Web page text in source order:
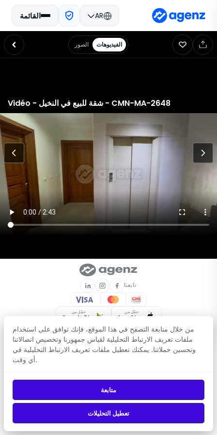
AR القائمة
الصور الفيديوهات
Vidéo - شقة للبيع في النخيل - CMN-MA-2648
الرئيسيةإعلانات المبيعاتإعلانات الإيجارأسعار العقاراتقرض عقاري
تسعى أجينز إلى جعل سوق العقارات المغربي أكثر شفافية وتقديم حلول تحليلية لأولئك
الذين يبحثون عن شراء، بيع أو الحصول على تقدير لأسعار العقارات. يتألف فريقنا
المتميز في المغرب من خبراء عقاريين وعلماء بيانات، حيث يقومون بتصميم أدوات
مبتكرة تمكن عملائنا من اتخاذ قرارات عقارية مستنيرة، وتسريع أنشطتهم، والحصول
على أفضل تقديرات العقارات
بيانتنا
نحن نجمع ونحلل ونُركب بشكل مستمر البيانات المتعلقة بسوق العقارات المغربي، بما
في ذلك العروض، والمعاملات، والبيانات الكاداسترية، والبيانات الاجتماعية
الديموغرافية، وغير ذلك الكثير، بهدف توفير تقدير دقيق لأولئك الذين يرغبون في شراء
أو بيع العقارات
تقنياتنا
يستخدم علماء البيانات لدينا خوارزميات التعلم الآلي لتطوير أدق حلول تقدير العقارات
تابعنا
حمّل من
App Store
حمّل من
Google Play
© 2026
Agenz— جميع الحقوق محفوظة.
من خلال متابعة التصفح في هذا الموقع، فإنك توافق على استخدام
ملفات تعريف الارتباط التحليلية لقياس جمهورنا وتخصيص اتصالاتنا
وتحسين حملاتنا. يمكنك تعطيل ملفات تعريف الارتباط التحليلية في
أي وقت.
متابعة
تعطيل التحليلات